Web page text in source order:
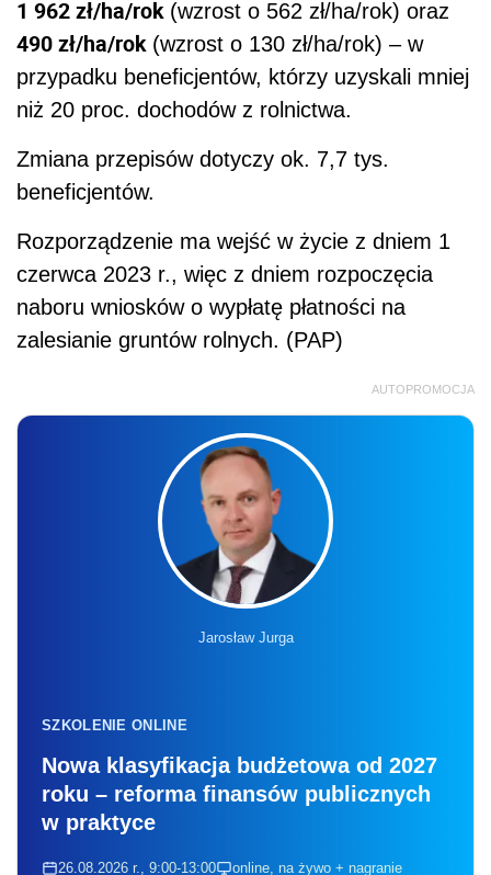
1 962 zł/ha/rok (wzrost o 562 zł/ha/rok) oraz
490 zł/ha/rok (wzrost o 130 zł/ha/rok) – w
przypadku beneficjentów, którzy uzyskali mniej
niż 20 proc. dochodów z rolnictwa.
Zmiana przepisów dotyczy ok. 7,7 tys.
beneficjentów.
Rozporządzenie ma wejść w życie z dniem 1
czerwca 2023 r., więc z dniem rozpoczęcia
naboru wniosków o wypłatę płatności na
zalesianie gruntów rolnych. (PAP)
AUTOPROMOCJA
Jarosław Jurga
SZKOLENIE ONLINE
Nowa klasyfikacja budżetowa od 2027
roku – reforma finansów publicznych
w praktyce
26.08.2026 r., 9:00-13:00 online, na żywo + nagranie